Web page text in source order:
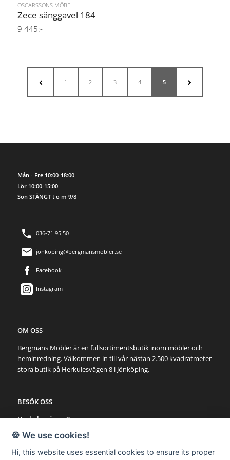
OSCARSSONS MÖBEL
Zece sänggavel 184
9 445:-
1 2 3 4 5
Mån - Fre 10:00-18:00
Lör 10:00-15:00
Sön STÄNGT t o m 9/8
036-71 95 50
jonkoping@bergmansmobler.se
Facebook
Instagram
OM OSS
Bergmans Möbler är en fullsortimentsbutik inom möbler och
heminredning. Välkommen in till vår nästan 2.500 kvadratmeter
stora butik på Herkulesvägen 8 i Jönköping.
BESÖK OSS
Herkulesvägen 8
553 03 Jönköping
Karta via Google Maps
🍪 We use cookies!
Hi, this website uses essential cookies to ensure its proper